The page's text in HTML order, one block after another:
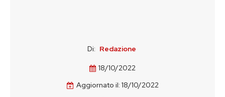
Di: Redazione
18/10/2022
Aggiornato il: 18/10/2022